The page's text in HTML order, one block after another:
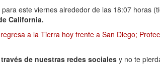
este viernes alrededor de las 18:07 horas
California.
a la Tierra hoy frente a San Diego;
de nuestras redes sociales y no te